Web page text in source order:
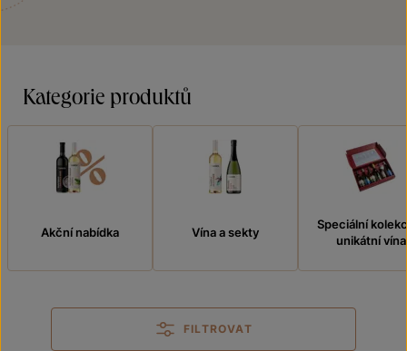
Kategorie produktů
Akční nabídka Vína a sekty
Speciální
unikátní vína
FILTROVAT